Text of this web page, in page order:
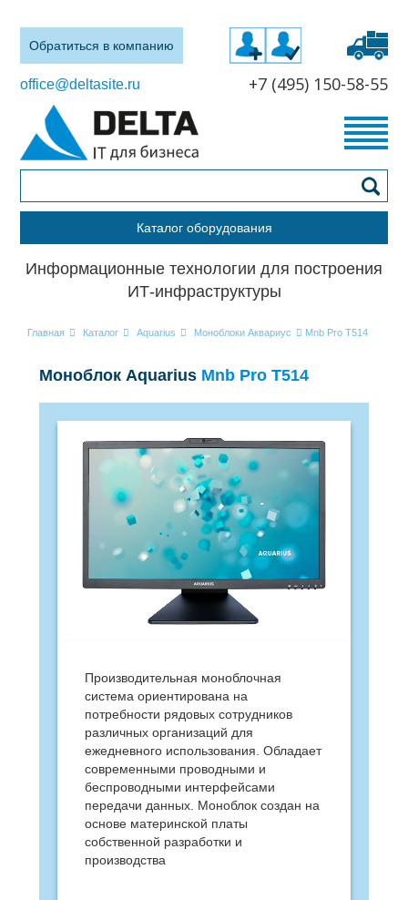
Обратиться в компанию
office@deltasite.ru +7 (495) 150-58-55
Каталог оборудования
Информационные технологии для построения
ИТ-инфраструктуры
Главная Каталог Aquarius Моноблоки Аквариус Mnb Pro T514
Моноблок Aquarius Mnb Pro T514
Производительная моноблочная
система ориентирована на
потребности рядовых сотрудников
различных организаций для
ежедневного использования. Обладает
современными проводными и
беспроводными интерфейсами
передачи данных. Моноблок создан на
основе материнской платы
собственной разработки и
производства